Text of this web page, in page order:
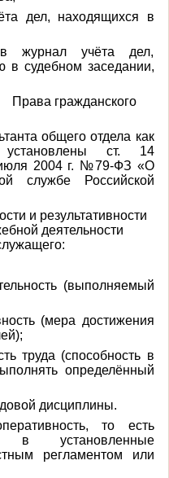
дел, находящихся в
в журнал учёта дел,
в судебном заседании,
гражданского
общего отдела как
установлены ст. 14
июля 2004 г. №79-ФЗ «О
службе Российской
и результативности
деятельности
(выполняемый
(мера достижения
труда (способность в
определённый
дисциплины.
то есть
в установленные
регламентом или